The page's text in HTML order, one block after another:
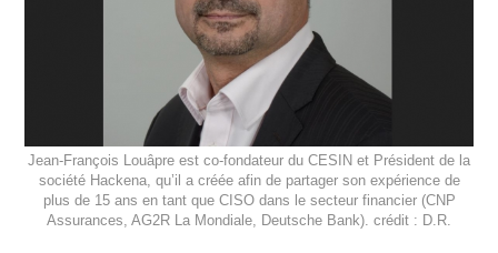
Jean-François Louâpre est co-fondateur du CESIN et Président de la
société Hackena, qu’il a créée afin de partager son expérience de
plus de 15 ans en tant que CISO dans le secteur financier (CNP
Assurances, AG2R La Mondiale, Deutsche Bank). crédit : D.R.